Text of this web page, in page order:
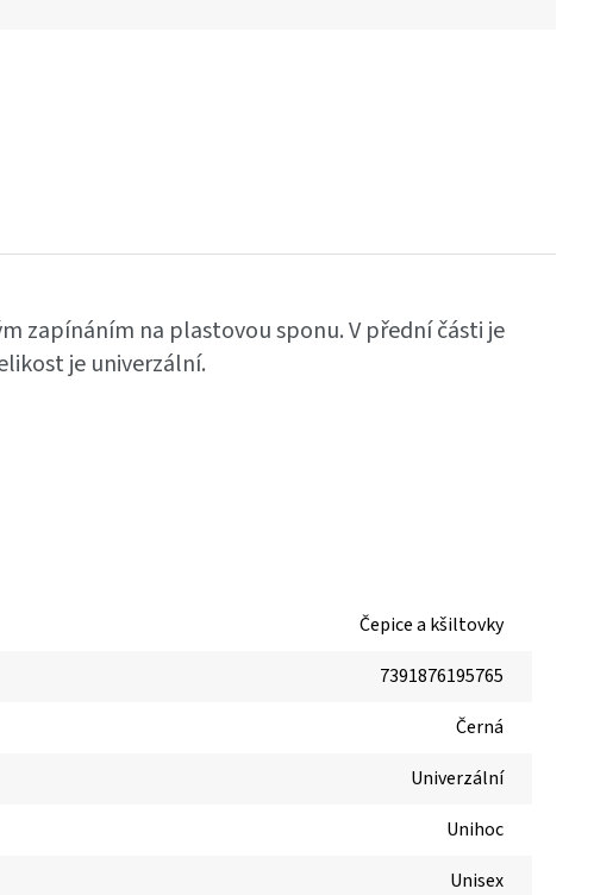
zapínáním na plastovou sponu. V přední části je
je univerzální.
Čepice a kšiltovky
7391876195765
Černá
Univerzální
Unihoc
Unisex